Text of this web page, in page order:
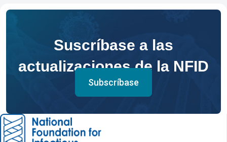
Suscríbase a las
actualizaciones de la NFID
Subscríbase